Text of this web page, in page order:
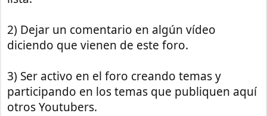
2) Dejar un comentario en algún vídeo
diciendo que vienen de este foro.
3) Ser activo en el foro creando temas y
participando en los temas que publiquen aquí
otros Youtubers.